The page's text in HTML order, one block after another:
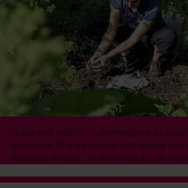
Le slip sera enterré à une vingtaine de
profondeur. Si le sol est bon, il ne devrait plus
l'élastique au bout de trois mois. © Loïc